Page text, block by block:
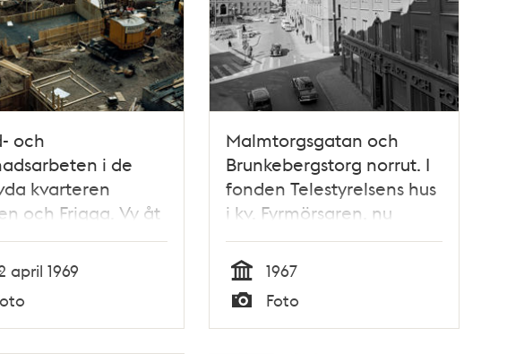
och
i de
kvarteren
och Frigga. Vy åt
Vattugatan och
på stolpar
april 1969
Malmtorgsgatan och
Brunkebergstorg norrut. I
fonden Telestyrelsens hus
i kv. Fyrmörsaren, nu
Riksbanken i kv. Skansen
Tid
1967
Typ
Foto